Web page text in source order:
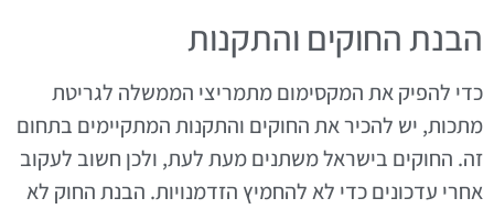
הבנת החוקים והתקנות
כדי להפיק את המקסימום מתמריצי הממשלה לגריטת
מתכות, יש להכיר את החוקים והתקנות המתקיימים בתחום
זה. החוקים בישראל משתנים מעת לעת, ולכן חשוב לעקוב
אחרי עדכונים כדי לא להחמיץ הזדמנויות. הבנת החוק לא